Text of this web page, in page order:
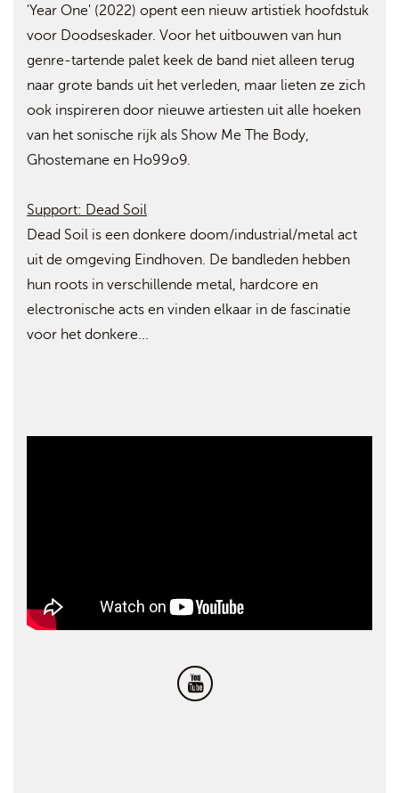
'Year One' (2022) opent een nieuw artistiek hoofdstuk
voor Doodseskader. Voor het uitbouwen van hun
genre-tartende palet keek de band niet alleen terug
naar grote bands uit het verleden, maar lieten ze zich
ook inspireren door nieuwe artiesten uit alle hoeken
van het sonische rijk als Show Me The Body,
Ghostemane en Ho99o9.
Support: Dead Soil
Dead Soil is een donkere doom/industrial/metal act
uit de omgeving Eindhoven. De bandleden hebben
hun roots in verschillende metal, hardcore en
electronische acts en vinden elkaar in de fascinatie
voor het donkere...